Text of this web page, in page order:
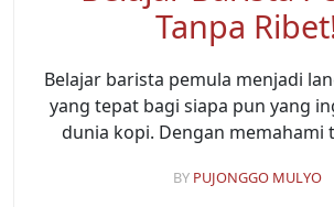
Tanpa
Belajar barista pemula menjadi
yang tepat bagi siapa pun yang
dunia kopi. Dengan memahami
BY PUJONGGO MULYO